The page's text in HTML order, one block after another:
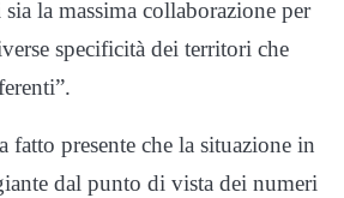
la massima collaborazione per
specificità dei territori che
fatto presente che la situazione in
dal punto di vista dei numeri